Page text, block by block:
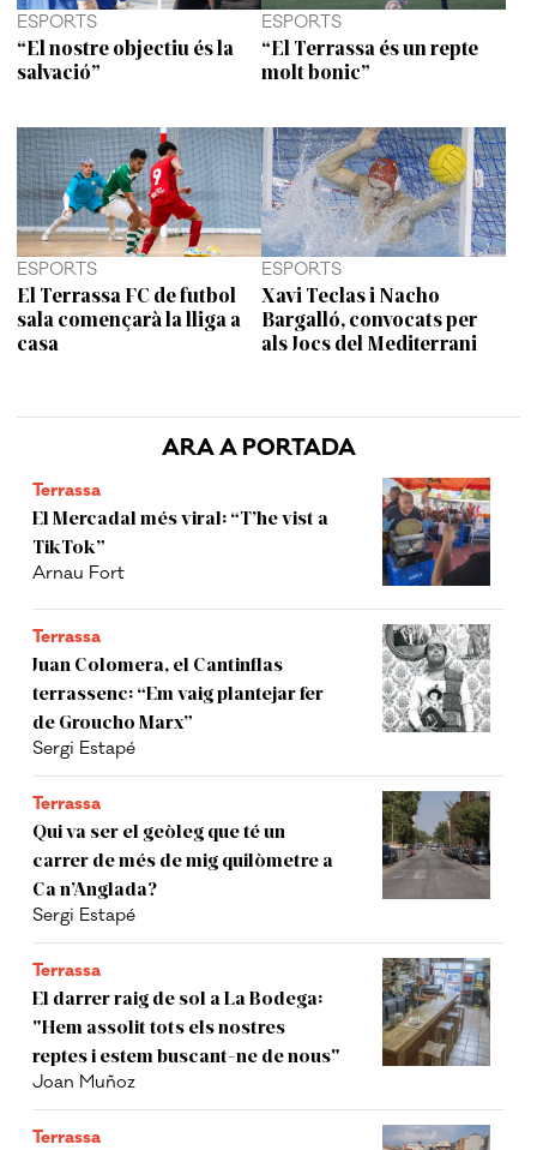
ARA A PORTADA
Terrassa
El Mercadal més viral: “T’he vist a
TikTok”
Arnau Fort
Terrassa
Juan Colomera, el Cantinflas
terrassenc: “Em vaig plantejar fer
de Groucho Marx”
Sergi Estapé
Terrassa
Qui va ser el geòleg que té un
carrer de més de mig quilòmetre a
Ca n’Anglada?
Sergi Estapé
Terrassa
El darrer raig de sol a La Bodega:
"Hem assolit tots els nostres
reptes i estem buscant-ne de nous"
Joan Muñoz
Terrassa
ESPORTS
“El nostre objectiu és la
salvació”
ESPORTS
“El Terrassa és un repte
molt bonic”
ESPORTS
El Terrassa FC de futbol
sala començarà la lliga a
casa
ESPORTS
Xavi Teclas i Nacho
Bargalló, convocats per
als Jocs del Mediterrani